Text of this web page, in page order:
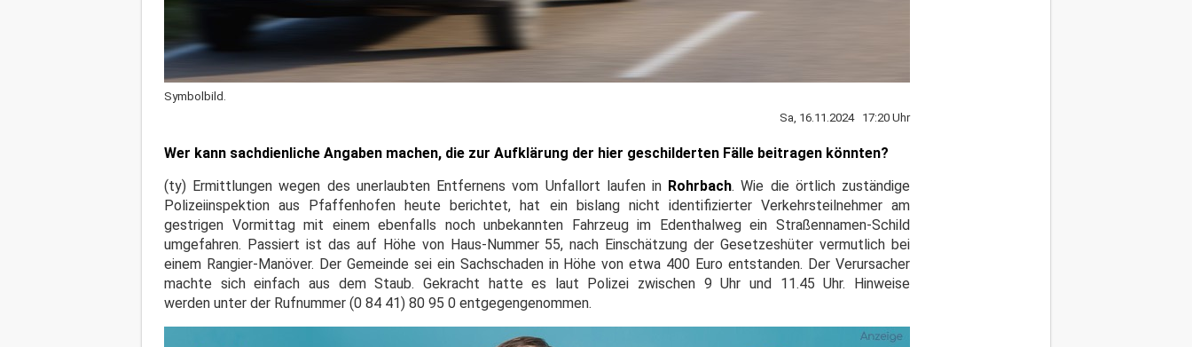
Symbolbild.
Sa, 16.11.2024 17:20 Uhr
Wer kann sachdienliche Angaben machen, die zur Aufklärung der hier geschilderten Fälle beitragen könnten?
(ty) Ermittlungen wegen des unerlaubten Entfernens vom Unfallort laufen in Rohrbach. Wie die örtlich zuständige
Polizeiinspektion aus Pfaffenhofen heute berichtet, hat ein bislang nicht identifizierter Verkehrsteilnehmer am
gestrigen Vormittag mit einem ebenfalls noch unbekannten Fahrzeug im Edenthalweg ein Straßennamen-Schild
umgefahren. Passiert ist das auf Höhe von Haus-Nummer 55, nach Einschätzung der Gesetzeshüter vermutlich bei
einem Rangier-Manöver. Der Gemeinde sei ein Sachschaden in Höhe von etwa 400 Euro entstanden. Der Verursacher
machte sich einfach aus dem Staub. Gekracht hatte es laut Polizei zwischen 9 Uhr und 11.45 Uhr. Hinweise
werden unter der Rufnummer (0 84 41) 80 95 0 entgegengenommen.